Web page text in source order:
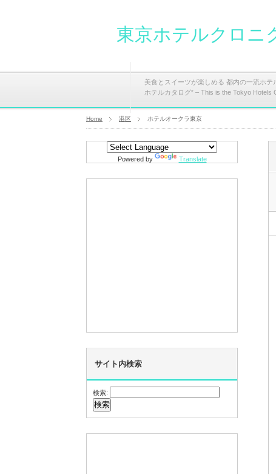
東京ホテルクロニ
美食とスイーツが楽しめる 都内の一流ホ
ホテルカタログ” – This is the Tokyo
Home 港区 ホテルオークラ東京
Powered by Translate
サイト内検索
検索: